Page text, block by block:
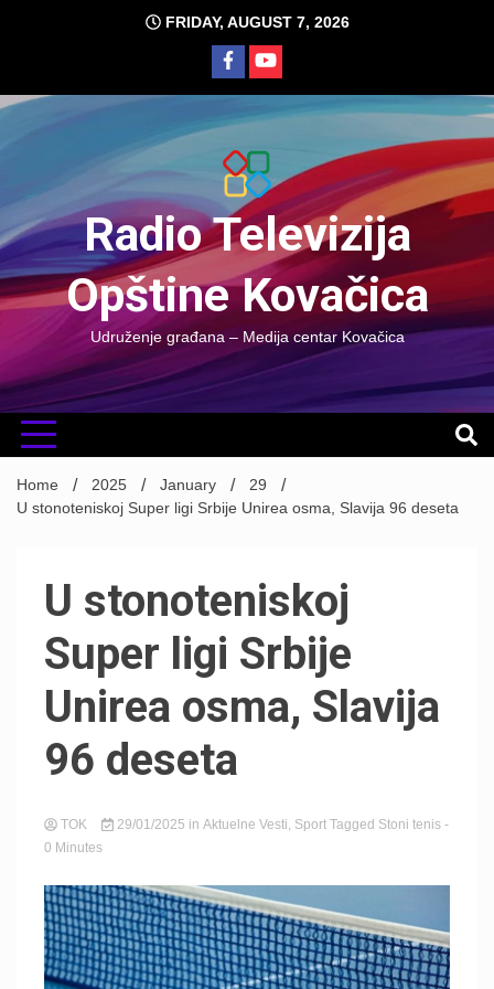
FRIDAY, AUGUST 7, 2026
Radio Televizija
Opštine Kovačica
Udruženje građana – Medija centar Kovačica
Home 2025 January
29
U stonoteniskoj Super ligi Srbije Unirea osma, Slavija 96 deseta
U stonoteniskoj
Super ligi Srbije
Unirea osma, Slavija
96 deseta
TOK 29/01/2025 in Aktuelne Vesti, Sport Tagged Stoni tenis -
0 Minutes